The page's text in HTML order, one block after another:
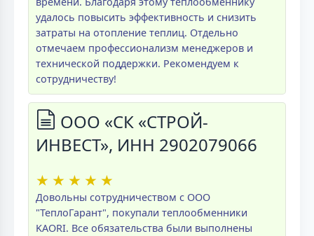
удалось повысить эффективность и снизить
затраты на отопление теплиц. Отдельно
отмечаем профессионализм менеджеров и
технической поддержки. Рекомендуем к
сотрудничеству!
ООО «СК «СТРОЙ-
ИНВЕСТ», ИНН 2902079066
★ ★ ★ ★ ★
Довольны сотрудничеством с ООО
"ТеплоГарант", покупали теплообменники
KAORI. Все обязательства были выполнены